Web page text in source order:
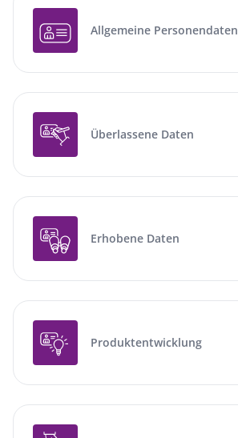
Allgemeine Personendaten
Überlassene Daten
Erhobene Daten
Produktentwicklung